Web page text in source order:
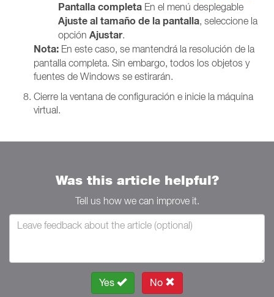
Pantalla completa En el menú desplegable
Ajuste al tamaño de la pantalla, seleccione la
opción Ajustar.
Nota: En este caso, se mantendrá la resolución de la
pantalla completa. Sin embargo, todos los objetos y
fuentes de Windows se estirarán.
Cierre la ventana de configuración e inicie la máquina
virtual.
Was this article helpful?
Tell us how we can improve it.
Yes No